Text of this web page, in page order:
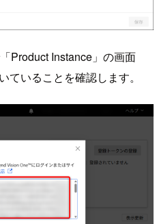
Product Instance」の画面
ていることを確認します。